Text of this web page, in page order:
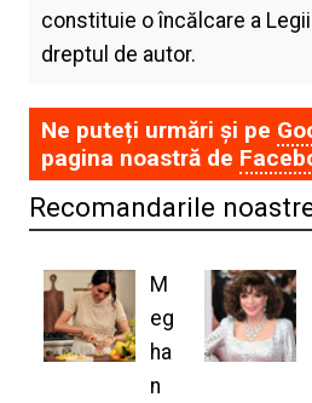
constituie o încălcare a
dreptul de autor.
Ne puteți urmări și pe
pagina noastră de
Recomandarile
M
eg
ha
n